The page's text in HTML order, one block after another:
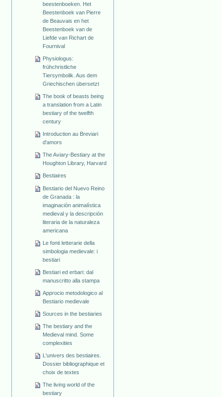
beestenboeken. Het
Beestenboek van Pierre
de Beauvais en het
Beestenboek van de
Liefde van Richart de
Fournival
Physiologus:
frühchristliche
Tiersymbolik. Aus dem
Griechischen übersetzt
The book of beasts being
a translation from a Latin
bestiary of the twelfth
century
Introduction au Breviari
d'amors
The Aviary-Bestiary at the
Houghton Library, Harvard
Bestiaires
Bestiario del Nuevo Reino
de Granada : la
imaginación animalística
medieval y la descripción
literaria de la naturaleza
americana
Le fonti letterarie della
simbologia medievale: i
bestiari
Bestiari ed erbari: dal
manuscritto alla stampa
Approcio metodologico al
Bestiario medievale
Sources in the bestiaries
The bestiary and the
Medieval mind. Some
complexities
L'univers des bestiaires.
Dossier bibliographique et
choix de textes
The living world of the
bestiary